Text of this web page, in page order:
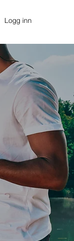
Logg inn